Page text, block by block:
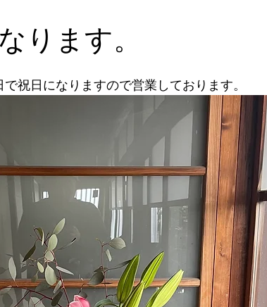
ります。
祝日になりますので営業しております。